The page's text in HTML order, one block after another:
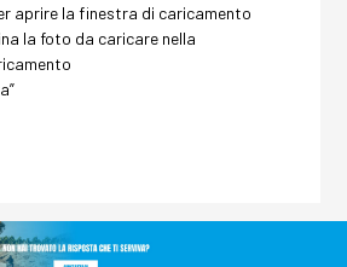
aprire la finestra di caricamento
la foto da caricare nella